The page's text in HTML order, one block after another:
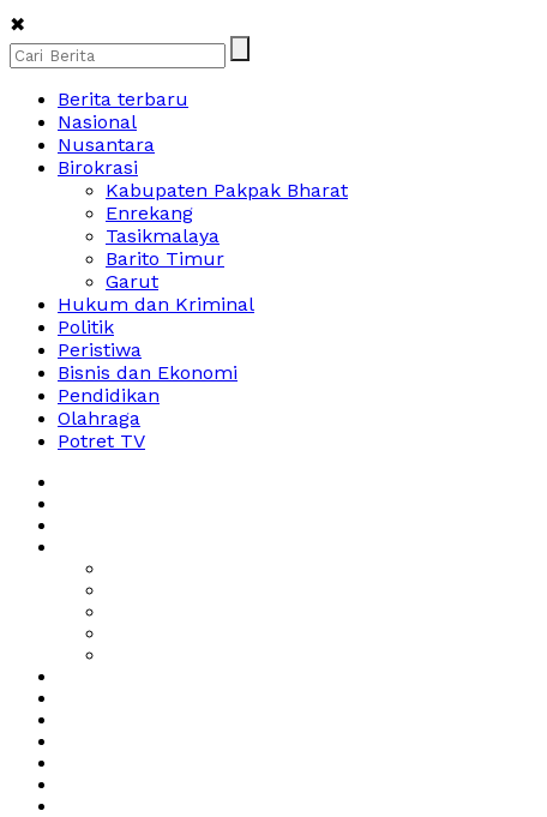
✖
Berita terbaru
Nasional
Nusantara
Birokrasi
Kabupaten Pakpak Bharat
Enrekang
Tasikmalaya
Barito Timur
Garut
Hukum dan Kriminal
Politik
Peristiwa
Bisnis dan Ekonomi
Pendidikan
Olahraga
Potret TV